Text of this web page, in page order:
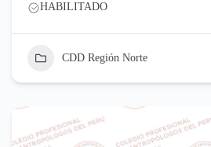
HABILITADO
CDD Región Norte